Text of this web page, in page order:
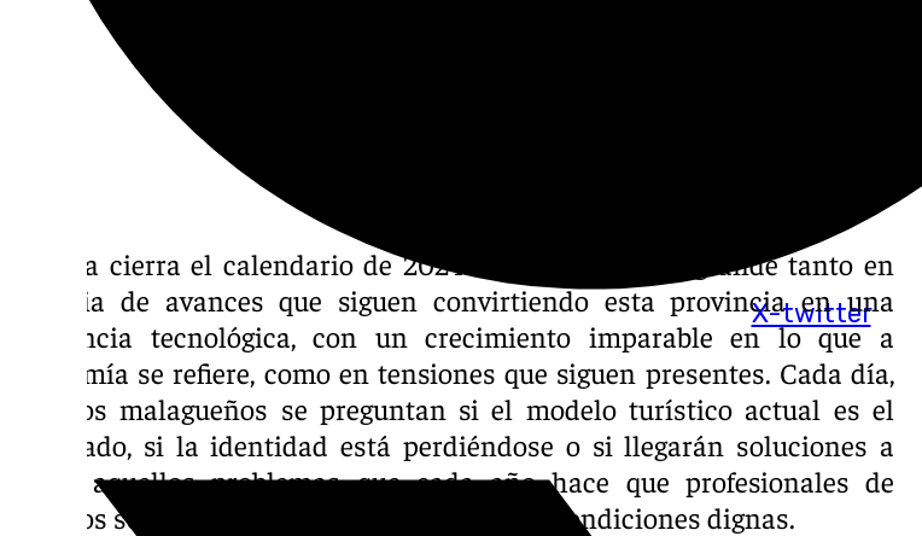
X-twitter
Málaga cierra el calendario de 2024 a lo grande. A lo grande tanto en
materia de avances que siguen convirtiendo esta provincia en una
referencia tecnológica, con un crecimiento imparable en lo que a
economía se refiere, como en tensiones que siguen presentes. Cada día,
muchos malagueños se preguntan si el modelo turístico actual es el
adecuado, si la identidad está perdiéndose o si llegarán soluciones a
todos aquellos problemas que cada año hace que profesionales de
muchos sectores salgan a la calle para pedir condiciones dignas.